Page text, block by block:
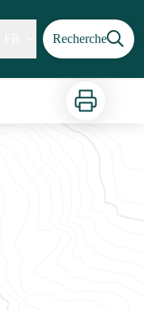
Recherche
Imprimer